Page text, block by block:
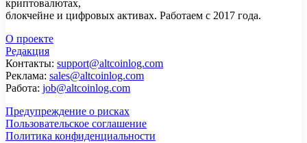
криптовалютах,
блокчейне и цифровых активах. Работаем с 2017 года.
О проекте
Редакция
Контакты: support@altcoinlog.com
Реклама: sales@altcoinlog.com
Работа: job@altcoinlog.com
Предупреждение о рисках
Пользовательское соглашение
Политика конфиденциальности